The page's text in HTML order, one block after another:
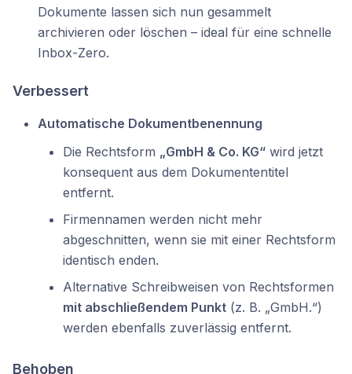
Dokumente lassen sich nun gesammelt
archivieren oder löschen – ideal für eine schnelle
Inbox-Zero.
Verbessert
Automatische Dokumentbenennung
Die Rechtsform „GmbH & Co. KG“ wird jetzt
konsequent aus dem Dokumententitel
entfernt.
Firmennamen werden nicht mehr
abgeschnitten, wenn sie mit einer Rechtsform
identisch enden.
Alternative Schreibweisen von Rechtsformen
mit abschließendem Punkt (z. B. „GmbH.“)
werden ebenfalls zuverlässig entfernt.
Behoben